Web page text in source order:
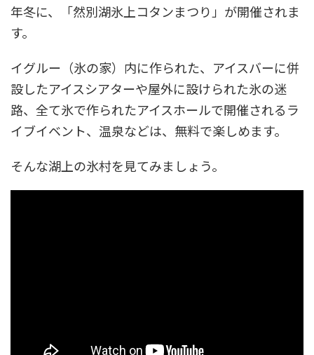
年冬に、「然別湖氷上コタンまつり」が開催されま
す。
イグルー（氷の家）内に作られた、アイスバーに併
設したアイスシアターや屋外に設けられた氷の迷
路、全て氷で作られたアイスホールで開催されるラ
イブイベント、温泉などは、無料で楽しめます。
そんな湖上の氷村を見てみましょう。